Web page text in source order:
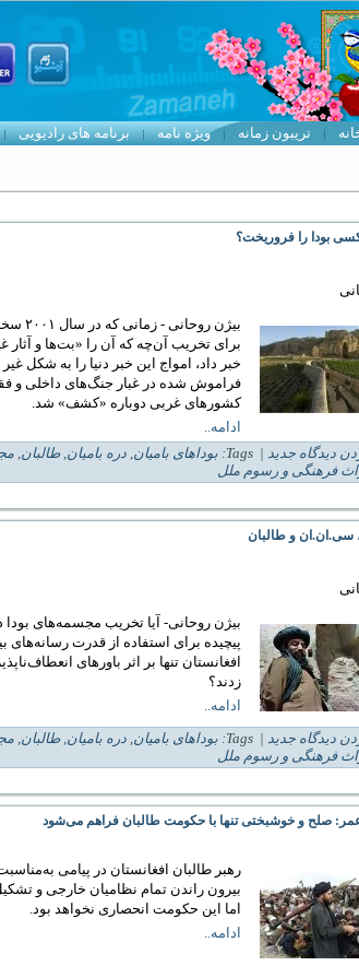
برنامه های رادیویی ویژه نامه تریبون زمانه
بودا را فروریخت؟
بیژن
برای تخریب آن‌چه که آن را «بت‌ها و آثار
خبر داد، امواج این خبر دنیا را به شکل
فراموش شده در غبار جنگ‌های داخلی و
کشورهای غربی دوباره «کشف» شد.
ادامه..
دیدگاه جدید | Tags: بوداهای بامیان, دره بامیان,طالبان,
فرهنگی و رسوم ملل
سی.ان.ان و طالبان
بیژن روحانی- آیا تخریب مجسمه‌های بودا
پیچیده برای استفاده از قدرت رسانه‌های
افغانستان تنها بر اثر باورهای
زدند؟
ادامه..
دیدگاه جدید | Tags: بوداهای بامیان, دره بامیان,طالبان,
فرهنگی و رسوم ملل
عمر: صلح و خوشبختی تنها با حکومت طالبان فراهم می‌شود
رهبر طالبان افغانستان در پيامی
بيرون راندن تمام نظاميان خارجی و
اما اين حکومت انحصاری نخواهد بود.
ادامه..